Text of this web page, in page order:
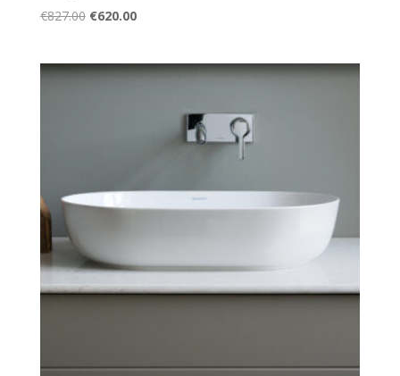
€827.00 Original
€827.00.
€620.00Current
€620.00.